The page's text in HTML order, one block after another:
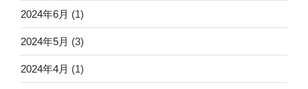
2024年6月 (1)
2024年5月 (3)
2024年4月 (1)